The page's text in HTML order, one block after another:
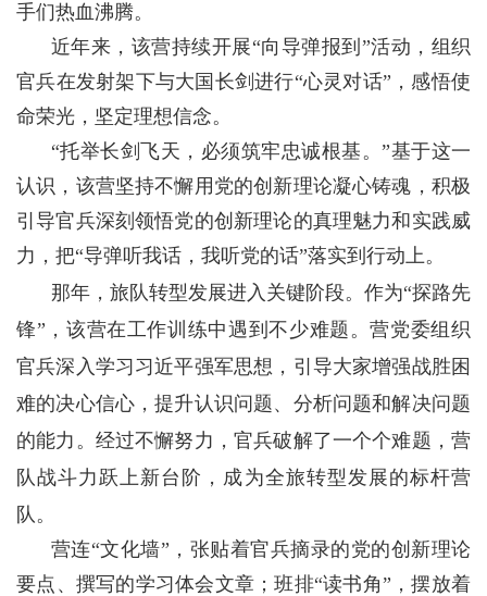
手们热血沸腾。
近年来，该营持续开展“向导弹报到”活动，组织
官兵在发射架下与大国长剑进行“心灵对话”，感悟使
命荣光，坚定理想信念。
“托举长剑飞天，必须筑牢忠诚根基。”基于这一
认识，该营坚持不懈用党的创新理论凝心铸魂，积极
引导官兵深刻领悟党的创新理论的真理魅力和实践威
力，把“导弹听我话，我听党的话”落实到行动上。
那年，旅队转型发展进入关键阶段。作为“探路先
锋”，该营在工作训练中遇到不少难题。营党委组织
官兵深入学习习近平强军思想，引导大家增强战胜困
难的决心信心，提升认识问题、分析问题和解决问题
的能力。经过不懈努力，官兵破解了一个个难题，营
队战斗力跃上新台阶，成为全旅转型发展的标杆营
队。
营连“文化墙”，张贴着官兵摘录的党的创新理论
要点、撰写的学习体会文章；班排“读书角”，摆放着